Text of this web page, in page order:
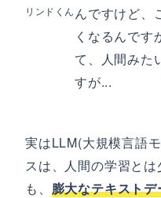
リンドくんんですけど、
くなるんです
て、人間みた
すが...
実はLLM(大規模言語
スは、人間の学習と
も、 膨大なテキスト